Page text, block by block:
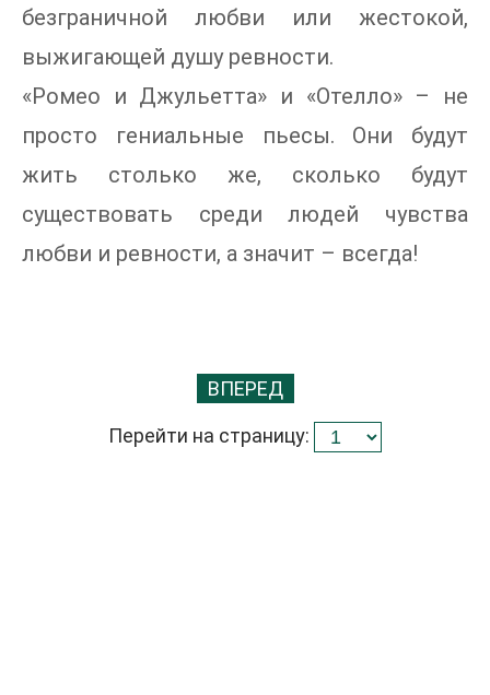
безграничной любви или жестокой,
выжигающей душу ревности.
«Ромео и Джульетта» и «Отелло» – не
просто гениальные пьесы. Они будут
жить столько же, сколько будут
существовать среди людей чувства
любви и ревности, а значит – всегда!
ВПЕРЕД
Перейти на страницу: